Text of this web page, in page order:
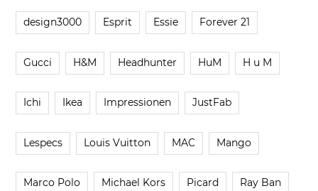
design3000 Esprit Essie Forever 21
Gucci H&M Headhunter HuM H u M
Ichi Ikea Impressionen JustFab
Lespecs Louis Vuitton MAC Mango
Marco Polo Michael Kors Picard Ray Ban